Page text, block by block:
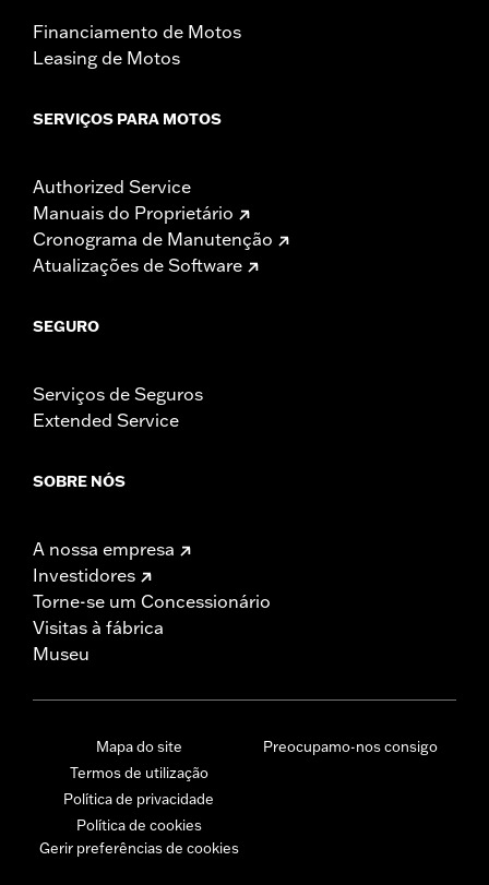
Financiamento de Motos
Leasing de Motos
SERVIÇOS PARA MOTOS
Authorized Service
Manuais do Proprietário
Cronograma de Manutenção
Atualizações de Software
SEGURO
Serviços de Seguros
Extended Service
SOBRE NÓS
A nossa empresa
Investidores
Torne-se um Concessionário
Visitas à fábrica
Museu
Mapa do site
Termos de utilização
Política de privacidade
Política de cookies
Gerir preferências de cookies
Preocupamo-nos consigo